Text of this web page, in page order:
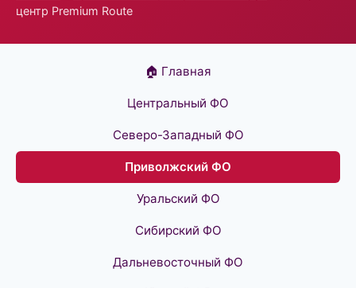
центр Premium Route
🏠 Главная
Центральный ФО
Северо-Западный ФО
Приволжский ФО
Уральский ФО
Сибирский ФО
Дальневосточный ФО